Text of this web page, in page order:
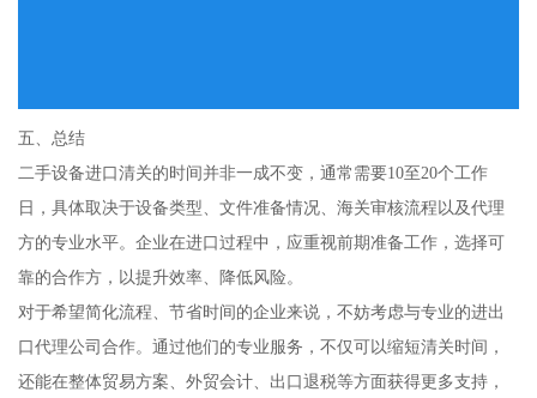
五、总结
二手设备进口清关的时间并非一成不变，通常需要10至20个工作
日，具体取决于设备类型、文件准备情况、海关审核流程以及代理
方的专业水平。企业在进口过程中，应重视前期准备工作，选择可
靠的合作方，以提升效率、降低风险。
对于希望简化流程、节省时间的企业来说，不妨考虑与专业的进出
口代理公司合作。通过他们的专业服务，不仅可以缩短清关时间，
还能在整体贸易方案、外贸会计、出口退税等方面获得更多支持，